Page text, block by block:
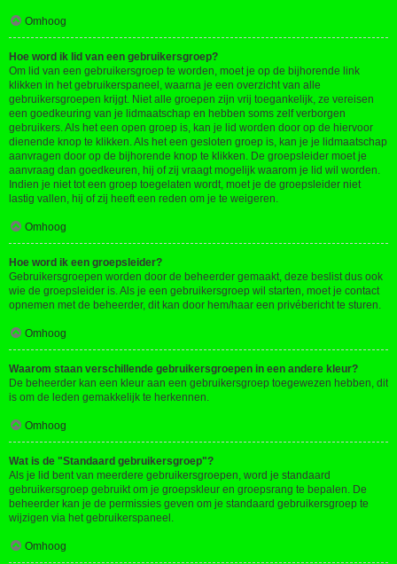
Omhoog
Hoe word ik lid van een gebruikersgroep?
Om lid van een gebruikersgroep te worden, moet je op de bijhorende link
klikken in het gebruikerspaneel, waarna je een overzicht van alle
gebruikersgroepen krijgt. Niet alle groepen zijn vrij toegankelijk, ze vereisen
een goedkeuring van je lidmaatschap en hebben soms zelf verborgen
gebruikers. Als het een open groep is, kan je lid worden door op de hiervoor
dienende knop te klikken. Als het een gesloten groep is, kan je je lidmaatschap
aanvragen door op de bijhorende knop te klikken. De groepsleider moet je
aanvraag dan goedkeuren, hij of zij vraagt mogelijk waarom je lid wil worden.
Indien je niet tot een groep toegelaten wordt, moet je de groepsleider niet
lastig vallen, hij of zij heeft een reden om je te weigeren.
Omhoog
Hoe word ik een groepsleider?
Gebruikersgroepen worden door de beheerder gemaakt, deze beslist dus ook
wie de groepsleider is. Als je een gebruikersgroep wil starten, moet je contact
opnemen met de beheerder, dit kan door hem/haar een privébericht te sturen.
Omhoog
Waarom staan verschillende gebruikersgroepen in een andere kleur?
De beheerder kan een kleur aan een gebruikersgroep toegewezen hebben, dit
is om de leden gemakkelijk te herkennen.
Omhoog
Wat is de "Standaard gebruikersgroep"?
Als je lid bent van meerdere gebruikersgroepen, word je standaard
gebruikersgroep gebruikt om je groepskleur en groepsrang te bepalen. De
beheerder kan je de permissies geven om je standaard gebruikersgroep te
wijzigen via het gebruikerspaneel.
Omhoog